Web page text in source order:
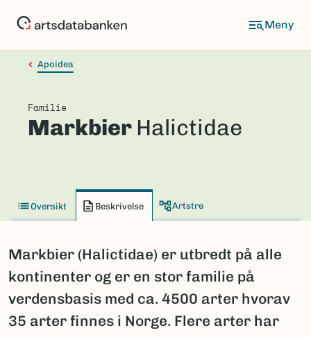
Apoidea
Familie
Markbier Halictidae
Oversikt Beskrivelse Artstre
Markbier (Halictidae) er utbredt på alle
kontinenter og er en stor familie på
verdensbasis med ca. 4500 arter hvorav
35 arter finnes i Norge. Flere arter har